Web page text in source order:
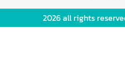
2026 all rights